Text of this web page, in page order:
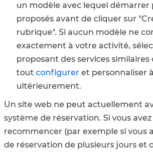
un modèle avec lequel démarrer
proposés avant de cliquer sur
rubrique". Si aucun modèle ne
exactement à votre activité,
proposant des services similaires
tout configurer et personnaliser
ultérieurement.
Un site web ne peut actuellement
système de réservation. Si vous
recommencer (par exemple si vous
de réservation de plusieurs jours et